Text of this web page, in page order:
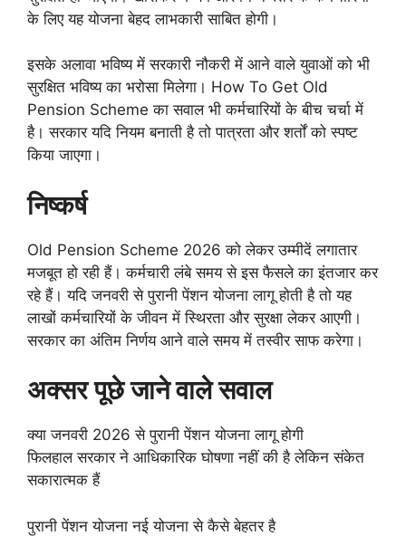
के लिए यह योजना बेहद लाभकारी साबित होगी।
इसके अलावा भविष्य में सरकारी नौकरी में आने वाले युवाओं को भी
सुरक्षित भविष्य का भरोसा मिलेगा। How To Get Old
Pension Scheme का सवाल भी कर्मचारियों के बीच चर्चा में
है। सरकार यदि नियम बनाती है तो पात्रता और शर्तों को स्पष्ट
किया जाएगा।
निष्कर्ष
Old Pension Scheme 2026 को लेकर उम्मीदें लगातार
मजबूत हो रही हैं। कर्मचारी लंबे समय से इस फैसले का इंतजार कर
रहे हैं। यदि जनवरी से पुरानी पेंशन योजना लागू होती है तो यह
लाखों कर्मचारियों के जीवन में स्थिरता और सुरक्षा लेकर आएगी।
सरकार का अंतिम निर्णय आने वाले समय में तस्वीर साफ करेगा।
अक्सर पूछे जाने वाले सवाल
क्या जनवरी 2026 से पुरानी पेंशन योजना लागू होगी
फिलहाल सरकार ने आधिकारिक घोषणा नहीं की है लेकिन संकेत
सकारात्मक हैं
पुरानी पेंशन योजना नई योजना से कैसे बेहतर है